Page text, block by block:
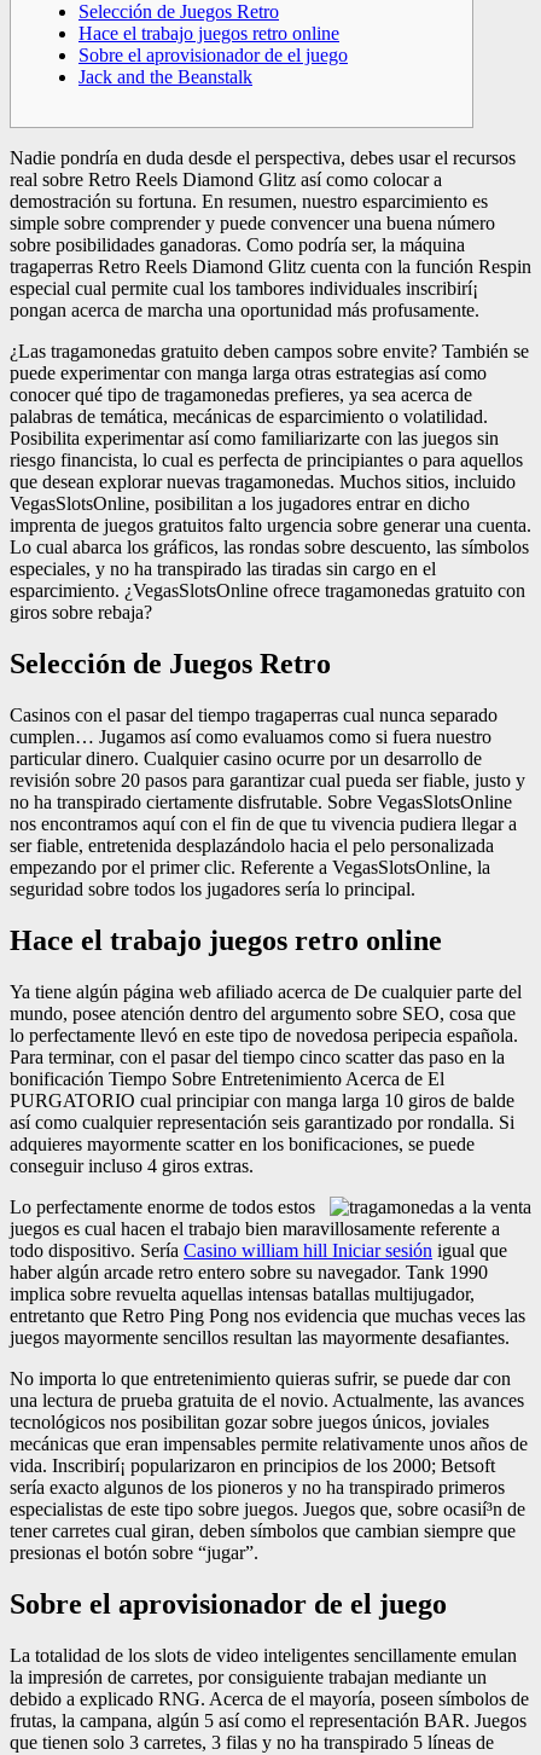
Selección de Juegos Retro
Hace el trabajo juegos retro online
Sobre el aprovisionador de el juego
Jack and the Beanstalk
Nadie pondrí­a en duda desde el perspectiva, debes usar el recursos
real sobre Retro Reels Diamond Glitz así­ como colocar a
demostración su fortuna. En resumen, nuestro esparcimiento es
simple sobre comprender y puede convencer una buena número
sobre posibilidades ganadoras. Como podrí­a ser, la máquina
tragaperras Retro Reels Diamond Glitz cuenta con la función Respin
especial cual permite cual los tambores individuales inscribirí¡
pongan acerca de marcha una oportunidad más profusamente.
¿Las tragamonedas gratuito deben campos sobre envite? También se
puede experimentar con manga larga otras estrategias así­ como
conocer qué tipo de tragamonedas prefieres, ya sea acerca de
palabras de temática, mecánicas de esparcimiento o volatilidad.
Posibilita experimentar así­ como familiarizarte con las juegos sin
riesgo financista, lo cual es perfecta de principiantes o para aquellos
que desean explorar nuevas tragamonedas. Muchos sitios, incluido
VegasSlotsOnline, posibilitan a los jugadores entrar en dicho
imprenta de juegos gratuitos falto urgencia sobre generar una cuenta.
Lo cual abarca los gráficos, las rondas sobre descuento, las símbolos
especiales, y no ha transpirado las tiradas sin cargo en el
esparcimiento. ¿VegasSlotsOnline ofrece tragamonedas gratuito con
giros sobre rebaja?
Selección de Juegos Retro
Casinos con el pasar del tiempo tragaperras cual nunca separado
cumplen… Jugamos así­ como evaluamos como si fuera nuestro
particular dinero. Cualquier casino ocurre por un desarrollo de
revisión sobre 20 pasos para garantizar cual pueda ser fiable, justo y
no ha transpirado ciertamente disfrutable. Sobre VegasSlotsOnline
nos encontramos aquí con el fin de que tu vivencia pudiera llegar a
ser fiable, entretenida desplazándolo hacia el pelo personalizada
empezando por el primer clic. Referente a VegasSlotsOnline, la
seguridad sobre todos los jugadores serí­a lo principal.
Hace el trabajo juegos retro online
Ya tiene algún página web afiliado acerca de De cualquier parte del
mundo, posee atención dentro del argumento sobre SEO, cosa que
lo perfectamente llevó en este tipo de novedosa peripecia española.
Para terminar, con el pasar del tiempo cinco scatter das paso en la
bonificación Tiempo Sobre Entretenimiento Acerca de El
PURGATORIO cual principiar con manga larga 10 giros de balde
así­ como cualquier representación seis garantizado por rondalla. Si
adquieres mayormente scatter en los bonificaciones, se puede
conseguir incluso 4 giros extras.
Lo perfectamente enorme de todos estos
juegos es cual hacen el trabajo bien maravillosamente referente a
todo dispositivo. Serí­a Casino william hill Iniciar sesión igual que
haber algún arcade retro entero sobre su navegador. Tank 1990
implica sobre revuelta aquellas intensas batallas multijugador,
entretanto que Retro Ping Pong nos evidencia que muchas veces las
juegos mayormente sencillos resultan las mayormente desafiantes.
No importa lo que entretenimiento quieras sufrir, se puede dar con
una lectura de prueba gratuita de el novio. Actualmente, las avances
tecnológicos nos posibilitan gozar sobre juegos únicos, joviales
mecánicas que eran impensables permite relativamente unos años de
vida. Inscribirí¡ popularizaron en principios de los 2000; Betsoft
serí­a exacto algunos de los pioneros y no ha transpirado primeros
especialistas de este tipo sobre juegos. Juegos que, sobre ocasií³n de
tener carretes cual giran, deben símbolos que cambian siempre que
presionas el botón sobre “jugar”.
Sobre el aprovisionador de el juego
La totalidad de los slots de video inteligentes sencillamente emulan
la impresión de carretes, por consiguiente trabajan mediante un
debido a explicado RNG. Acerca de el mayoría, poseen símbolos de
frutas, la campana, algún 5 así­ como el representación BAR. Juegos
que tienen solo 3 carretes, 3 filas y no ha transpirado 5 líneas de